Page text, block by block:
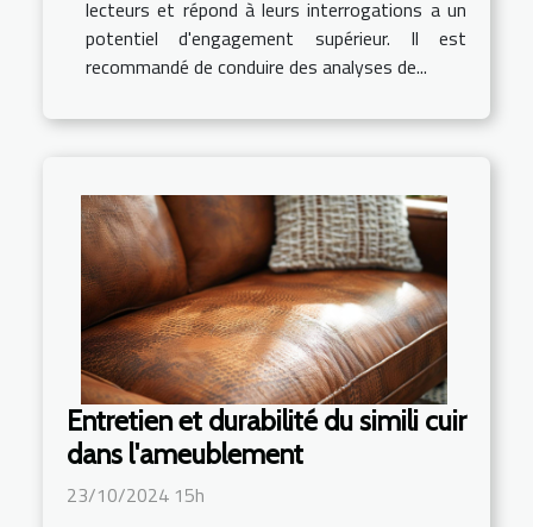
lecteurs et répond à leurs interrogations a un
potentiel d'engagement supérieur. Il est
recommandé de conduire des analyses de...
Entretien et durabilité du simili cuir
dans l'ameublement
23/10/2024 15h